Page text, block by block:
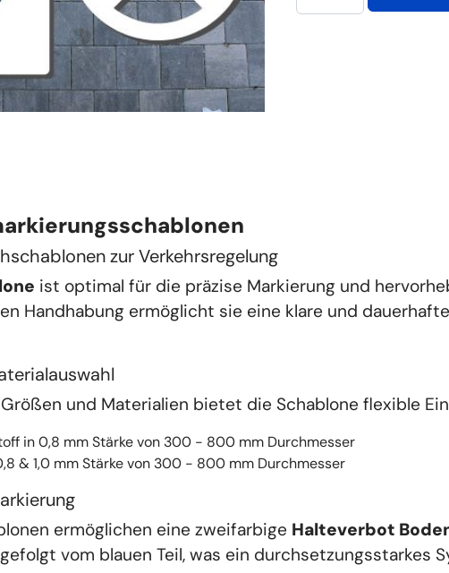
zur Verkehrsregelung
ist optimal für die präzise Markierung und
Handhabung ermöglicht sie eine klare und dauerhafte
und Materialien bietet die Schablone flexible
in 0,8 mm Stärke von 300 - 800 mm Durchmesser
& 1,0 mm Stärke von 300 - 800 mm Durchmesser
ermöglichen eine zweifarbige Halteverbot
vom blauen Teil, was ein durchsetzungsstarkes